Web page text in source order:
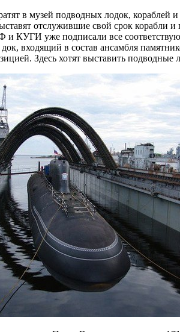
в музей подводных лодок, кораблей
отслужившие свой срок корабли
КУГИ уже подписали все
входящий в состав ансамбля
Здесь хотят выставить